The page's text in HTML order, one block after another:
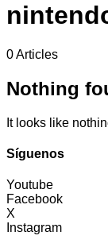
0 Articles
Nothing
It looks like
Síguenos
Youtube
Facebook
X
Instagram